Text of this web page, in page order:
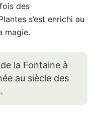
des
s’est enrichi au
magie.
la Fontaine à
au siècle des